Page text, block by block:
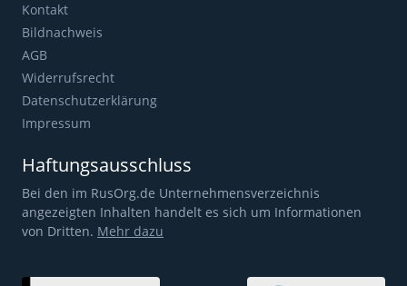
Kontakt
Bildnachweis
AGB
Widerrufsrecht
Datenschutzerklärung
Impressum
Haftungsausschluss
Bei den im RusOrg.de Unternehmensverzeichnis
angezeigten Inhalten handelt es sich um Informationen
von Dritten. Mehr dazu